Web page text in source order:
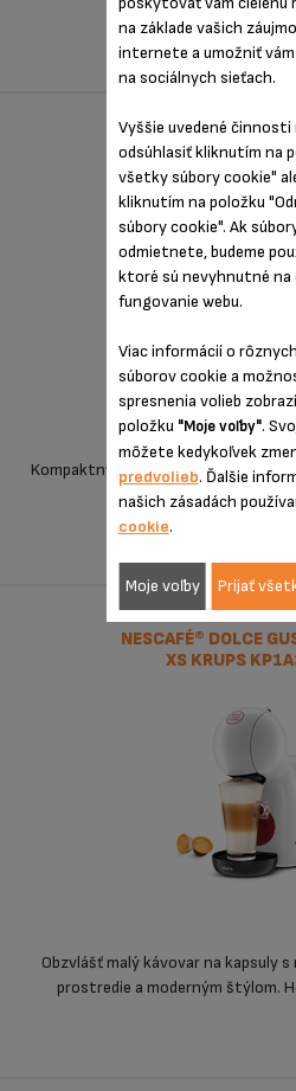
NESCAFÉ® DOLCE
KRUPS KP123B
Kompaktný kapsulový kávovar Mini
skvelým doplnkom vášho
NESCAFÉ® DOLCE
XS KRUPS
Obzvlášť malý kávovar na kapsuly
prostredie a moderným štýlom.
na základe vašich
internete a umožniť
na sociálnych sieťach.
Vyššie uvedené
odsúhlasiť kliknutím na
všetky súbory cookie"
kliknutím na položku
súbory cookie". Ak
odmietnete, budeme
ktoré sú nevyhnutné na
fungovanie webu.
Viac informácií o
súborov cookie a
spresnenia volieb
položku "Moje voľby".
môžete kedykoľvek
predvolieb. Ďalšie
našich zásadách
cookie.
Moje voľby Prijať